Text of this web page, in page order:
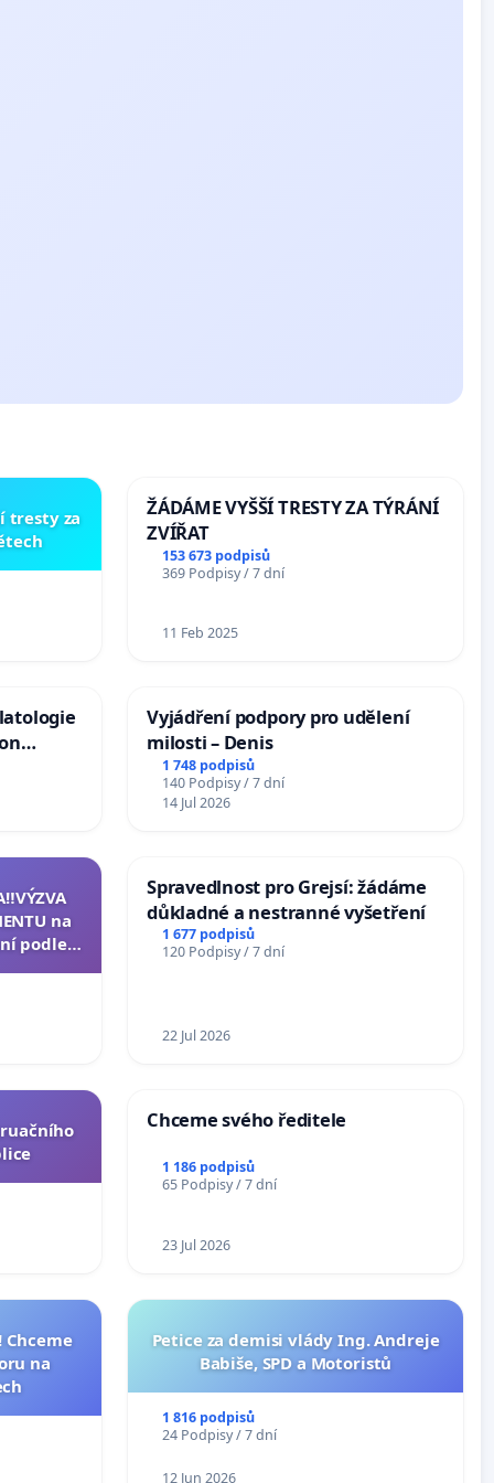
tresty za
ŽÁDÁME VYŠŠÍ TRESTY ZA TÝRÁNÍ
ZVÍŘAT
153 673 podpisů
369 Podpisy / 7 dní
11 Feb 2025
Vyjádření podpory pro udělení
milosti – Denis
1 748 podpisů
140 Podpisy / 7 dní
14 Jul 2026
na
podle §
ústavní
Spravedlnost pro Grejsí: žádáme
důkladné a nestranné vyšetření
1 677 podpisů
120 Podpisy / 7 dní
22 Jul 2026
Chceme svého ředitele
1 186 podpisů
65 Podpisy / 7 dní
23 Jul 2026
Chceme
na
Petice za demisi vlády Ing. Andreje
Babiše, SPD a Motoristů
1 816 podpisů
24 Podpisy / 7 dní
12 Jun 2026